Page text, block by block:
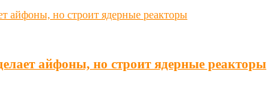
айфоны, но строит ядерные реакторы